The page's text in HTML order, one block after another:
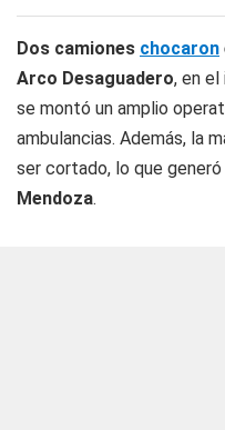
Dos camiones chocaron
Arco Desaguadero, en el
se montó un amplio
ambulancias. Además, la
ser cortado, lo que generó
Mendoza.